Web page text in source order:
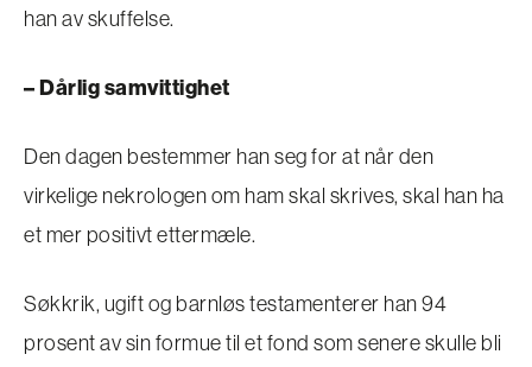
han av skuffelse.
– Dårlig samvittighet
Den dagen bestemmer han seg for at når den
virkelige nekrologen om ham skal skrives, skal han ha
et mer positivt ettermæle.
Søkkrik, ugift og barnløs testamenterer han 94
prosent av sin formue til et fond som senere skulle bli